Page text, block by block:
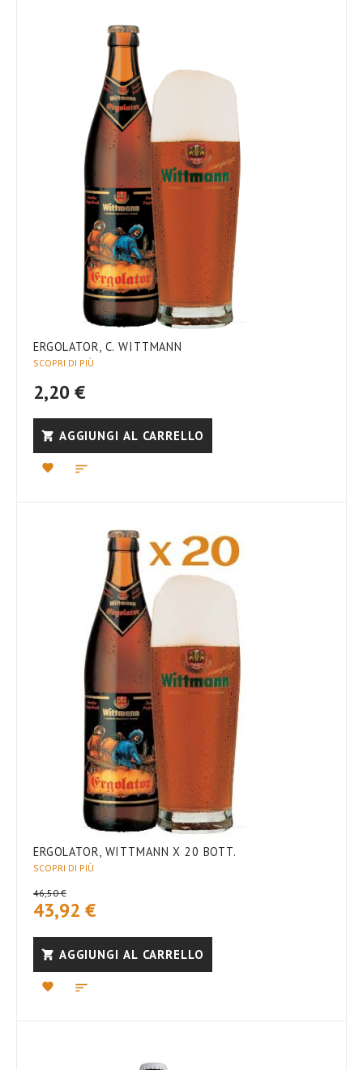
ERGOLATOR, C. WITTMANN
SCOPRI DI PIÙ
2,20 €
AGGIUNGI AL CARRELLO
ERGOLATOR, WITTMANN X 20 BOTT.
SCOPRI DI PIÙ
43,92 €
46,50 €
AGGIUNGI AL CARRELLO